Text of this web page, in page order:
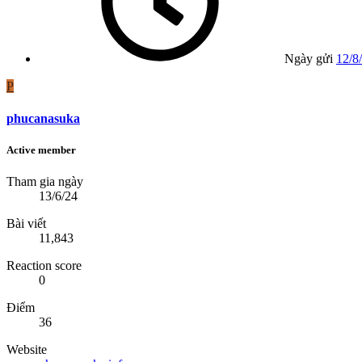
Ngày gửi 12/
P
phucanasuka
Active member
Tham gia ngày
13/6/24
Bài viết
11,843
Reaction score
0
Điểm
36
Website